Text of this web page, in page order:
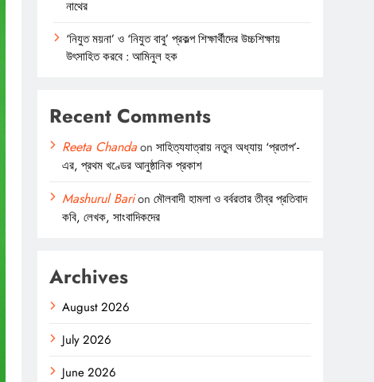
নাথের
‘নিযুত ময়না’ ও ‘নিযুত বাবু’ প্রকল্প শিক্ষার্থীদের উচ্চশিক্ষায়
উৎসাহিত করবে : আমিনুল হক
Recent Comments
Reeta Chandaonসাহিত্যযাত্রায় নতুন অধ্যায় ‘প্রতাপ’-
এর, প্রথম খণ্ডের আনুষ্ঠানিক প্রকাশ
Mashurul Barionমৌলবাদী হামলা ও বর্বরতার তীব্র প্রতিবাদ
কবি, লেখক, সাংবাদিকদের
Archives
August 2026
July 2026
June 2026